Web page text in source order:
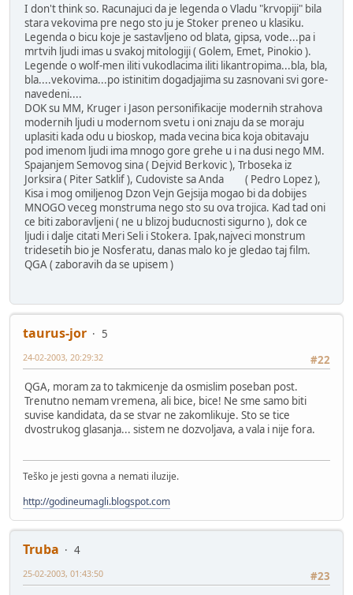
I don't think so. Racunajuci da je legenda o Vladu "krvopiji" bila
stara vekovima pre nego sto ju je Stoker preneo u klasiku.
Legenda o bicu koje je sastavljeno od blata, gipsa, vode...pa i
mrtvih ljudi imas u svakoj mitologiji ( Golem, Emet, Pinokio ).
Legende o wolf-men iliti vukodlacima iliti likantropima...bla, bla,
bla....vekovima...po istinitim dogadjajima su zasnovani svi gore-
navedeni....
DOK su MM, Kruger i Jason personifikacije modernih strahova
modernih ljudi u modernom svetu i oni znaju da se moraju
uplasiti kada odu u bioskop, mada vecina bica koja obitavaju
pod imenom ljudi ima mnogo gore grehe u i na dusi nego MM.
Spajanjem Semovog sina ( Dejvid Berkovic ), Trboseka iz
Jorksira ( Piter Satklif ), Cudoviste sa Anda ( Pedro Lopez ),
Kisa i mog omiljenog Dzon Vejn Gejsija mogao bi da dobijes
MNOGO veceg monstruma nego sto su ova trojica. Kad tad oni
ce biti zaboravljeni ( ne u blizoj buducnosti sigurno ), dok ce
ljudi i dalje citati Meri Seli i Stokera. Ipak,najveci monstrum
tridesetih bio je Nosferatu, danas malo ko je gledao taj film.
QGA ( zaboravih da se upisem )
taurus-jor
5
#22
24-02-2003, 20:29:32
QGA, moram za to takmicenje da osmislim poseban post.
Trenutno nemam vremena, ali bice, bice! Ne sme samo biti
suvise kandidata, da se stvar ne zakomlikuje. Sto se tice
dvostrukog glasanja... sistem ne dozvoljava, a vala i nije fora.
Teško je jesti govna a nemati iluzije.
http://godineumagli.blogspot.com
Truba
4
#23
25-02-2003, 01:43:50